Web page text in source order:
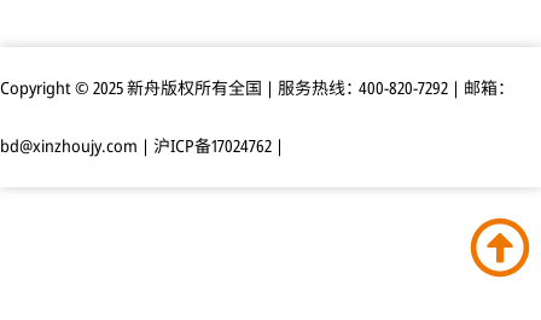
Copyright © 2025 新舟版权所有全国 | 服务热线：400-820-7292 | 邮箱：
bd@xinzhoujy.com | 沪ICP备17024762